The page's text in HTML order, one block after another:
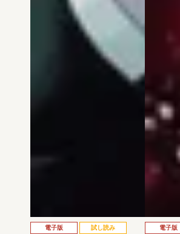
電子版 試し読み 電子版